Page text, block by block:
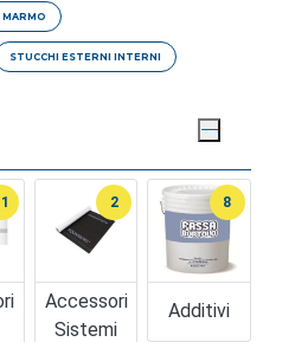
MARMO
STUCCHI ESTERNI INTERNI
Accessori
Sistemi
2
Additivi
8